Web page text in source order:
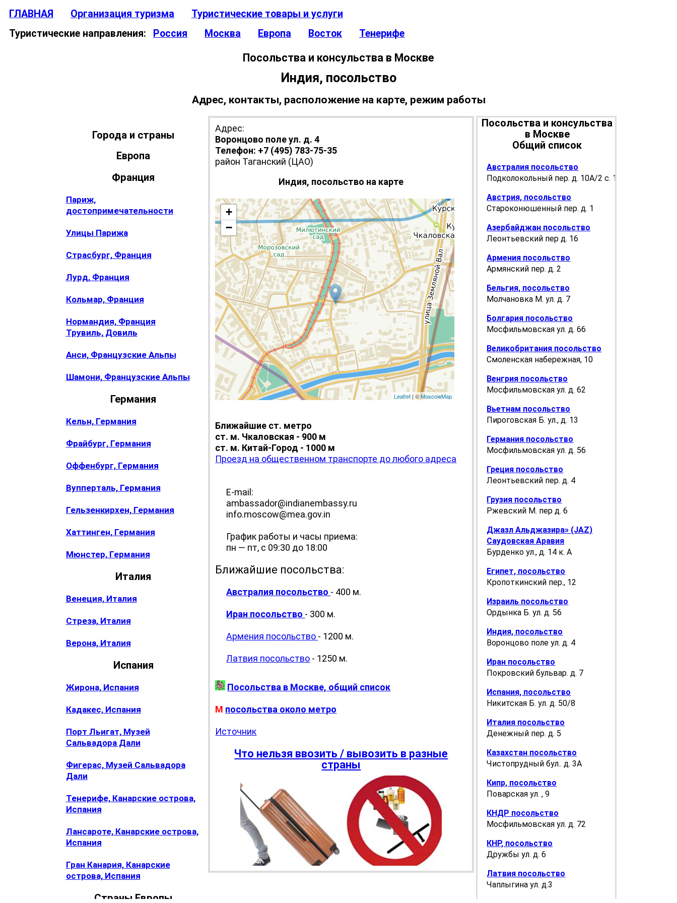
ГЛАВНАЯ Организация туризма
Туристические товары и услуги
Туристические направления:
Россия Москва Европа Восток Тенерифе
Посольства и консульства в Москве
Индия, посольство
Адрес, контакты, расположение на карте, режим работы
Города и страны
Европа
Франция
Париж,
достопримечательности
Улицы Парижа
Страсбург, Франция
Лурд, Франция
Кольмар, Франция
Нормандия, Франция
Трувиль, Довиль
Анси, Французские Альпы
Шамони, Французские Альпы
Германия
Кельн, Германия
Фрайбург, Германия
Оффенбург, Германия
Вупперталь, Германия
Гельзенкирхен, Германия
Хаттинген, Германия
Мюнстер, Германия
Италия
Венеция, Италия
Стреза, Италия
Верона, Италия
Испания
Жирона, Испания
Кадакес, Испания
Порт Льигат, Музей
Сальвадора Дали
Фигерас, Музей Сальвадора
Дали
Тенерифе, Канарские острова,
Испания
Лансароте, Канарские острова,
Испания
Гран Канария, Канарские
острова, Испания
Страны Европы
Адрес:
Воронцово поле ул. д. 4
Телефон: +7 (495) 783-75-35
район Таганский (ЦАО)
Индия, посольство на карте
+
−
Leaflet | ©MoscowMap
Ближайшие ст. метро
ст. м. Чкаловская - 900 м
ст. м. Китай-Город - 1000 м
Проезд на общественном транспорте до любого адреса
E-mail:
ambassador@indianembassy.ru
info.moscow@mea.gov.in
График работы и часы приема:
пн — пт, с 09:30 до 18:00
Ближайшие посольства:
Австралия посольство - 400 м.
Иран посольство - 300 м.
Армения посольство - 1200 м.
Латвия посольство - 1250 м.
Посольства в Москве, общий список
М посольства около метро
Источник
Что нельзя ввозить / вывозить в разные
страны
Посольства и консульства
в Москве
Общий список
Австралия посольство
Подколокольный пер. д. 10А/2 с. 1
Австрия, посольство
Староконюшенный пер. д. 1
Азербайджан посольство
Леонтьевский пер д. 16
Армения посольство
Армянский пер. д. 2
Бельгия, посольство
Молчановка М. ул. д. 7
Болгария посольство
Мосфильмовская ул. д. 66
Великобритания посольство
Смоленская набережная, 10
Венгрия посольство
Мосфильмовская ул. д. 62
Вьетнам посольство
Пироговская Б. ул., д. 13
Германия посольство
Мосфильмовская ул. д. 56
Греция посольство
Леонтьевский пер. д. 4
Грузия посольство
Ржевский М. пер д. 6
Джазл Альджазира» (JAZ)
Саудовская Аравия
Бурденко ул., д. 14 к. А
Египет, посольство
Кропоткинский пер., 12
Израиль посольство
Ордынка Б. ул. д. 56
Индия, посольство
Воронцово поле ул. д. 4
Иран посольство
Покровский бульвар. д. 7
Испания, посольство
Никитская Б. ул. д. 50/8
Италия посольство
Денежный пер. д. 5
Казахстан посольство
Чистопрудный бул.. д. 3А
Кипр, посольство
Поварская ул. , 9
КНДР посольство
Мосфильмовская ул. д. 72
КНР, посольство
Дружбы ул. д. 6
Латвия посольство
Чаплыгина ул. д.3